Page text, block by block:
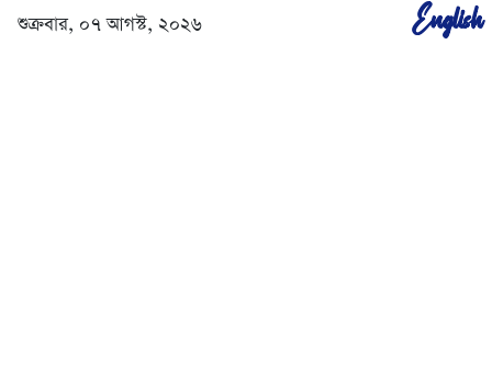
শুক্রবার, ০৭ আগস্ট, ২০২৬ English